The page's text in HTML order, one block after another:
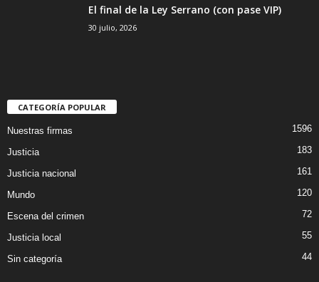
El final de la Ley Serrano (con pase VIP)
30 julio, 2026
CATEGORÍA POPULAR
Nuestras firmas 1596
Justicia 183
Justicia nacional 161
Mundo 120
Escena del crimen 72
Justicia local 55
Sin categoría 44